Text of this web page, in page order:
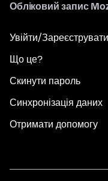
Обліковий запис
Увійти/
Що це?
Скинути пароль
Синхронізація даних
Отримати допомогу